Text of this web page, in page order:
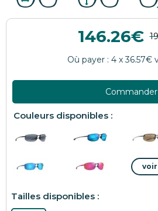
146.26
Commander